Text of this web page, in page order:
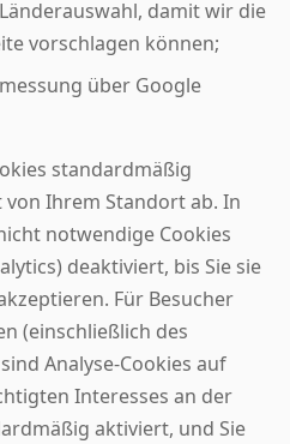
damit wir die
vorschlagen können;
über Google
standardmäßig
Ihrem Standort ab. In
notwendige Cookies
deaktiviert, bis Sie sie
Für Besucher
(einschließlich des
Analyse-Cookies auf
Interesses an der
aktiviert, und Sie